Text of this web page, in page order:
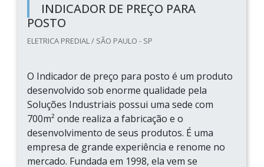
INDICADOR DE PREÇO PARA
POSTO
ELETRICA PREDIAL / SÃO PAULO - SP
O Indicador de preço para posto é um produto
desenvolvido sob enorme qualidade pela
Soluções Industriais possui uma sede com
700m² onde realiza a fabricação e o
desenvolvimento de seus produtos. É uma
empresa de grande experiência e renome no
mercado. Fundada em 1998, ela vem se